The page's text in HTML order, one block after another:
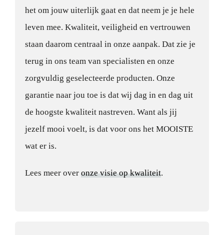
het om jouw uiterlijk gaat en dat neem je je hele
leven mee. Kwaliteit, veiligheid en vertrouwen
staan daarom centraal in onze aanpak. Dat zie je
terug in ons team van specialisten en onze
zorgvuldig geselecteerde producten. Onze
garantie naar jou toe is dat wij dag in en dag uit
de hoogste kwaliteit nastreven. Want als jij
jezelf mooi voelt, is dat voor ons het MOOISTE
wat er is.
Lees meer overonze visie op kwaliteit.